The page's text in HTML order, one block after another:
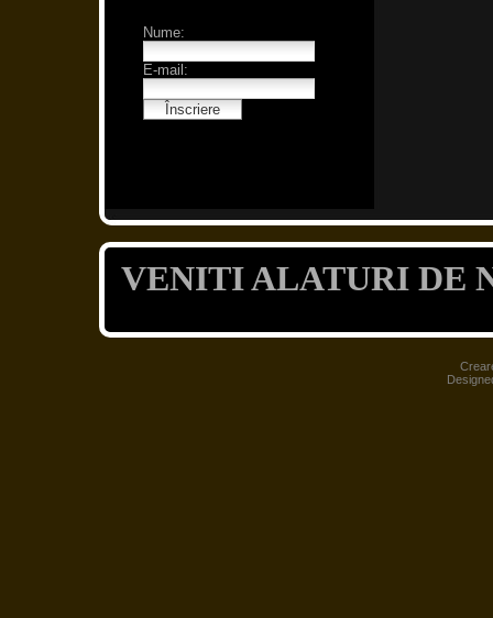
VENITI ALATURI DE